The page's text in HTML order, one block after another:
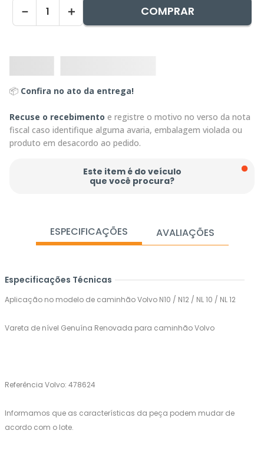
＋
－ COMPRAR
📦 Confira no ato da entrega!
Recuse o recebimento e registre o motivo no verso da nota
fiscal caso identifique alguma avaria, embalagem violada ou
produto em desacordo ao pedido.
Este item é do veículo
que você procura?
ESPECIFICAÇÕES AVALIAÇÕES
Especificações Técnicas
Aplicação no modelo de caminhão Volvo N10 / N12 / NL 10 / NL 12
Vareta de nível Genuína Renovada para caminhão Volvo
Referência Volvo: 478624
Informamos que as características da peça podem mudar de
acordo com o lote.